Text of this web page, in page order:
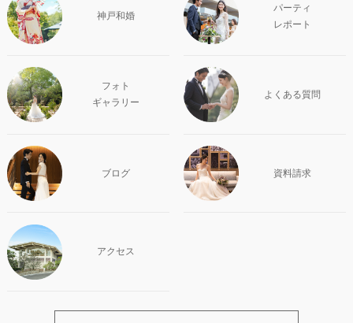
神戸和婚
パーティ
レポート
フォト
ギャラリー
よくある質問
ブログ 資料請求
アクセス